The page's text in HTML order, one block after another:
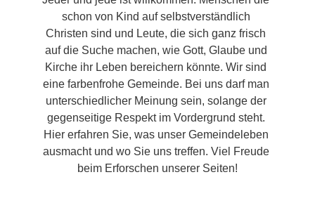
schon von Kind auf selbstverständlich
Christen sind und Leute, die sich ganz frisch
auf die Suche machen, wie Gott, Glaube und
Kirche ihr Leben bereichern könnte. Wir sind
eine farbenfrohe Gemeinde. Bei uns darf man
unterschiedlicher Meinung sein, solange der
gegenseitige Respekt im Vordergrund steht.
Hier erfahren Sie, was unser Gemeindeleben
ausmacht und wo Sie uns treffen. Viel Freude
beim Erforschen unserer Seiten!